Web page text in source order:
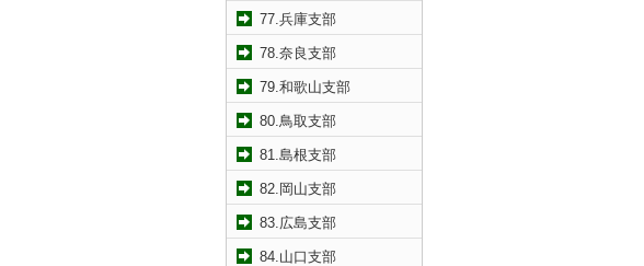
77.兵庫支部
78.奈良支部
79.和歌山支部
80.鳥取支部
81.島根支部
82.岡山支部
83.広島支部
84.山口支部